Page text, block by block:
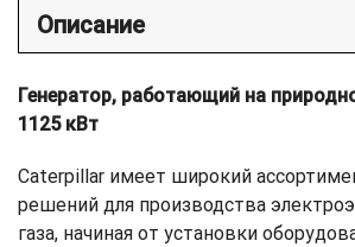
Описание
Генератор, работающий на
1125 кВт
Caterpillar имеет широкий
решений для производства
газа, начиная от установки